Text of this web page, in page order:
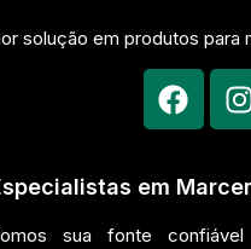
solução em produtos para
em
sua fonte